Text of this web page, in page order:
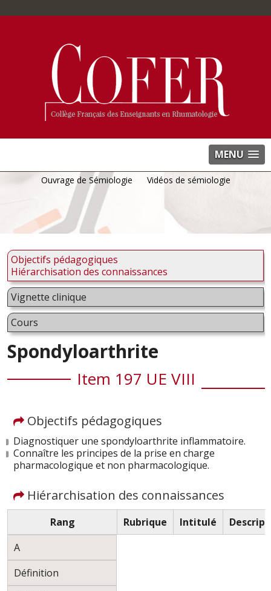
MENU
Ouvrage de Sémiologie Vidéos de sémiologie
Objectifs pédagogiques
Hiérarchisation des connaissances
Vignette clinique
Cours
Spondyloarthrite
Item 197 UE VIII
Objectifs pédagogiques
Diagnostiquer une spondyloarthrite inflammatoire.
Connaître les principes de la prise en charge
pharmacologique et non pharmacologique.
Hiérarchisation des connaissances
Rang Rubrique Intitulé
A
Définition